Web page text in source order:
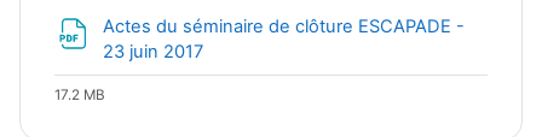
Actes du séminaire de clôture ESCAPADE -
23 juin 2017
17.2 MB